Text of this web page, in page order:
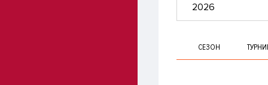
2026
СЕЗОН